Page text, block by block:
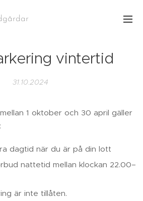
vintertid
31.10.2024
1 oktober och 30 april gäller
dagtid när du är på din lott
nattetid mellan klockan 22.00–
är inte tillåten.